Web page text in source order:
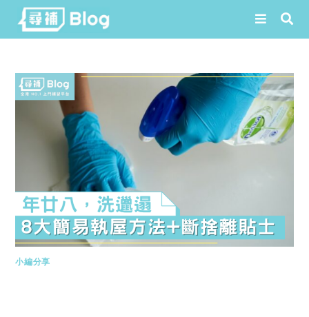
content
小編分享